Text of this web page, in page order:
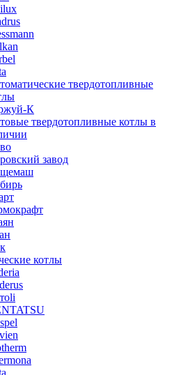
твердотопливные
К
твердотопливные котлы в
завод
котлы